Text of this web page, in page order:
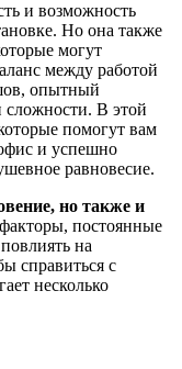
и возможность
Но она также
могут
между работой
опытный
сложности. В этой
помогут вам
и успешно
равновесие.
но также и
постоянные
на
справиться с
несколько